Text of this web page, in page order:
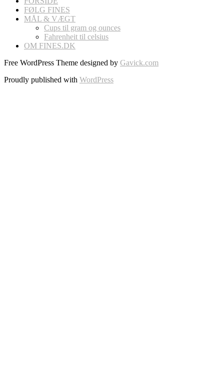
FØLG FINES
MÅL & VÆGT
Cups til gram og ounces
Fahrenheit til celsius
OM FINES.DK
Free WordPress Theme designed by Gavick.com
Proudly published with WordPress